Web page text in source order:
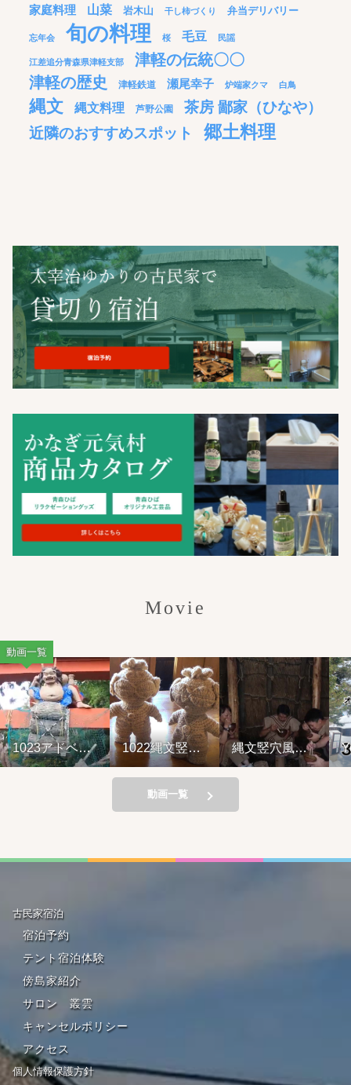
家庭料理 山菜 岩木山 干し柿づくり 弁当デリバリー
忘年会 旬の料理 桜 毛豆 民謡
江差追分青森県津軽支部
津軽の伝統〇〇
津軽の歴史
津軽鉄道 瀬尾幸子 炉端家クマ 白鳥
縄文 縄文料理 芦野公園
茶房 鄙家（ひなや）
近隣のおすすめスポット
郷土料理
Movie
動画一覧
アドベン
ーライド&
1022縄文竪穴
風住居設営と
縄文竪穴風住
居設営と縄文
ブが
動画一覧
古民家宿泊
宿泊予約
テント宿泊体験
傍島家紹介
サロン 叢雲
キャンセルポリシー
アクセス
個人情報保護方針